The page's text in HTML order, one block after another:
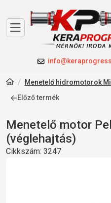
Menetelő hidromotorok
Előző termék
Menetelő motor
(véglehajtás)
Cikkszám: 3247